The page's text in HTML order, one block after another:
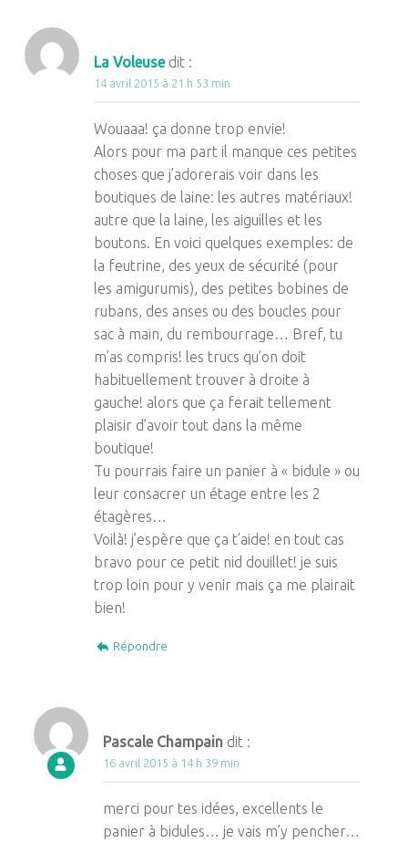
La Voleuse dit :
14 avril 2015 à 21 h 53 min
Wouaaa! ça donne trop envie!
Alors pour ma part il manque ces petites
choses que j’adorerais voir dans les
boutiques de laine: les autres matériaux!
autre que la laine, les aiguilles et les
boutons. En voici quelques exemples: de
la feutrine, des yeux de sécurité (pour
les amigurumis), des petites bobines de
rubans, des anses ou des boucles pour
sac à main, du rembourrage… Bref, tu
m’as compris! les trucs qu’on doit
habituellement trouver à droite à
gauche! alors que ça ferait tellement
plaisir d’avoir tout dans la même
boutique!
Tu pourrais faire un panier à « bidule » ou
leur consacrer un étage entre les 2
étagères…
Voilà! j’espère que ça t’aide! en tout cas
bravo pour ce petit nid douillet! je suis
trop loin pour y venir mais ça me plairait
bien!
Répondre
Pascale Champain dit :
16 avril 2015 à 14 h 39 min
merci pour tes idées, excellents le
panier à bidules… je vais m’y pencher…